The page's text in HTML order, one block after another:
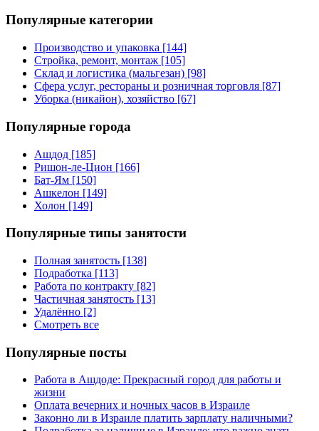
Популярные категории
Производство и упаковка [144]
Стройка, ремонт, монтаж [105]
Склад и логистика (мальгезан) [98]
Сфера услуг, рестораны и розничная торговля [87]
Уборка (никайон), хозяйство [67]
Популярные города
Ашдод [185]
Ришон-ле-Цион [166]
Бат-Ям [150]
Ашкелон [149]
Холон [149]
Популярные типы занятости
Полная занятость [138]
Подработка [113]
Работа по контракту [82]
Частичная занятость [13]
Удалённо [2]
Смотреть все
Популярные посты
Работа в Ашдоде: Прекрасный город для работы и
жизни
Оплата вечерних и ночных часов в Израиле
Законно ли в Израиле платить зарплату наличными?